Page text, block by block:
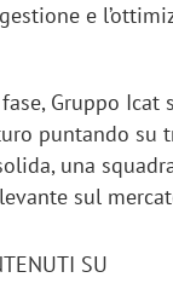
e
Gruppo Icat
puntando su
una
sul
SU